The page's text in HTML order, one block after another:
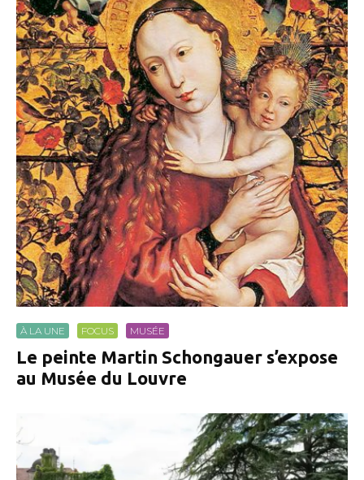
À LA UNE FOCUS MUSÉE
Le peinte Martin Schongauer s’expose
au Musée du Louvre